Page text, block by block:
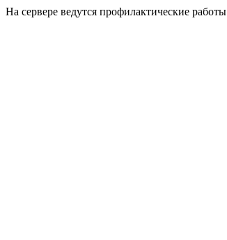
На сервере ведутся профилактические работы